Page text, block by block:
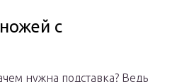
с
нужна подставка? Ведь